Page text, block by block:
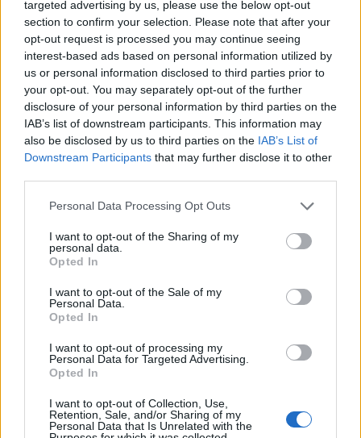
targeted advertising by us, please use the below opt-out
section to confirm your selection. Please note that after your
opt-out request is processed you may continue seeing
interest-based ads based on personal information utilized by
us or personal information disclosed to third parties prior to
your opt-out. You may separately opt-out of the further
disclosure of your personal information by third parties on the
IAB’s list of downstream participants. This information may
also be disclosed by us to third parties on the IAB’s List of
Downstream Participants that may further disclose it to other
Please note that this website/app uses one or more Google
not limited to your visit or usage behaviour. You may click to
grant or deny consent to Google and its third-party tags to
use your data for below specified purposes in below Google
consent section.
Personal Data Processing Opt Outs
I want to opt-out of the Sharing of my
personal data.
Opted In
I want to opt-out of the Sale of my
Personal Data.
Opted In
I want to opt-out of processing my
Personal Data for Targeted Advertising.
Opted In
I want to opt-out of Collection, Use,
Retention, Sale, and/or Sharing of my
Personal Data that Is Unrelated with the
ఈ బాస్ ఫైట్ నుండి ప్రేరణ పొందిన
అభిమానుల కళ
లిచ్‌డ్రాగన్ ఫోర్టిసాక్స్‌ను ఎదుర్కొనే టార్నిష్డ్ ఇన్ బ్లాక్ నైఫ్ కవచం
యొక్క అనిమే-శైలి ఫ్యాన్ ఆర్ట్.
చిత్రంపై క్లిక్ చేయండి లేదా నొక్కండి.